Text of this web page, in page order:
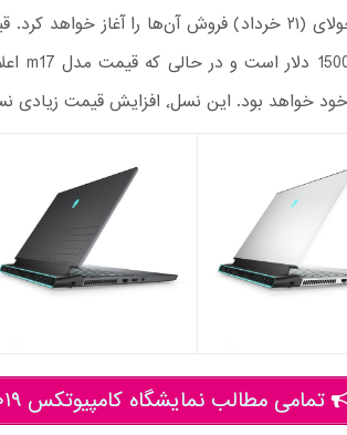
نسل٬ افزایش قیمت زیادی نسبت به نسل پیشین نداشته است.
تمامی مطالب نمایشگاه کامپیوتکس ۲۰۱۹ را از اینجا دنبال کنید